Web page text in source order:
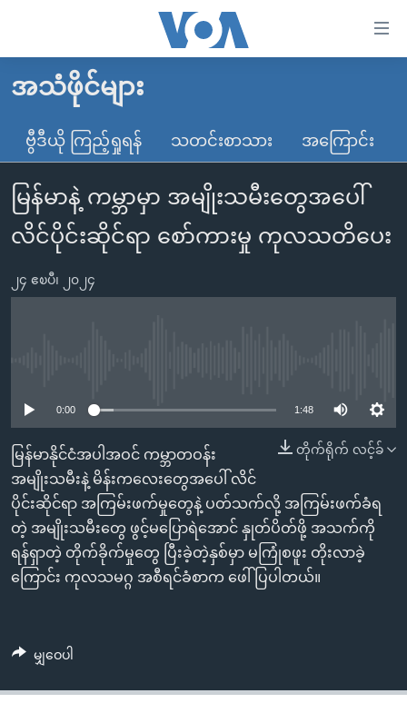
လွယ်ကူ
သည့်
Link
များ
ပင်မ
သို့
စာမျက်နှာ
သို့
ကျော်
ကြည့်
ရန်
ရှာဖွေ
သို့
မူလစာမျက်နှာ
မြန်မာ
ကမ္ဘာ့သတင်းများ
နိုင်ငံတကာ
အမေရိကန်
အစ္စရေး-ပါလက်စတိုင်း
ဗွီဒီယို
သတင်းလွတ်လပ်ခွင့်
ရပ်ဝန်းတခု လမ်းတခု အလွန်
အင်္ဂလိပ်စာလေ့လာမယ်
ဗွီအိုအေ လူမှုကွန်ယက်များ
ဘာသာစကားများ
အသံဖိုင်များ
ဗွီဒီယို ကြည့်ရှုရန် သတင်းစာသား အကြောင်း
မြန်မာနဲ့ ကမ္ဘာမှာ အမျိုးသမီးတွေအပေါ်
လိင်ပိုင်းဆိုင်ရာ စော်ကားမှု ကုလသတိပေး
၂၄ ဧၿပီ၊ ၂၀၂၄
0:00 1:48
တိုက်ရိုက် လင့်ခ်
မြန်မာနိုင်ငံအပါအဝင် ကမ္ဘာတဝန်း
အမျိုးသမီးနဲ့ မိန်းကလေးတွေအပေါ် လိင်
ပိုင်းဆိုင်ရာ အကြမ်းဖက်မှုတွေနဲ့ ပတ်သက်လို့ အကြမ်းဖက်ခံရ
တဲ့ အမျိုးသမီးတွေ ဖွင့်မပြောရဲအောင် နှုတ်ပိတ်ဖို့ အသက်ကို
ရန်ရှာတဲ့ တိုက်ခိုက်မှုတွေ ပြီးခဲ့တဲ့နှစ်မှာ မကြုံစဖူး တိုးလာခဲ့
ကြောင်း ကုလသမဂ္ဂ အစီရင်ခံစာက ဖေါ်ပြပါတယ်။
မျှဝေပါ